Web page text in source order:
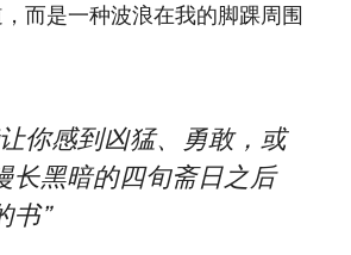
而是一种波浪在我的脚踝周围
你感到凶猛、勇敢，或
长黑暗的四旬斋日之后
书”